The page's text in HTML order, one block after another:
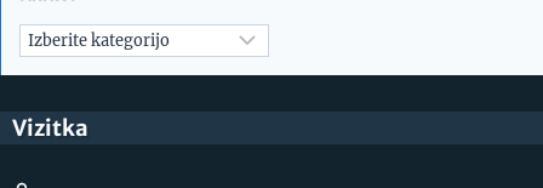
Arhivi
Vizitka